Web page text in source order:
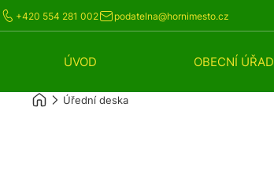
+420 554 281 002 podatelna@hornimesto.cz
ÚVOD OBECNÍ ÚŘAD
Úřední deska